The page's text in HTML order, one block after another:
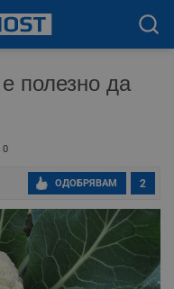
полезно да
0
2
ОДОБРЯВАМ